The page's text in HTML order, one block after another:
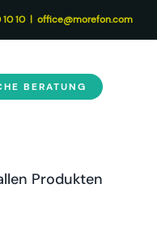
10 | office@morefon.com
BERATUNG
Produkten